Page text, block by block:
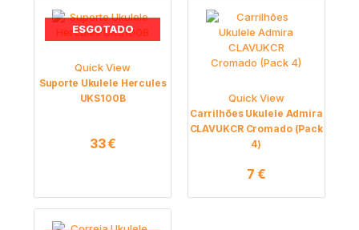
ESGOTADO
Quick View
Suporte Ukulele Hercules
UKS100B
33€
Quick View
Carrilhões Ukulele Admira
CLAVUKCR Cromado (Pack
4)
7 €